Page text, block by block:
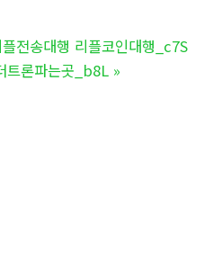
전송대행 리플코인대행_c7S
트론파는곳_b8L »